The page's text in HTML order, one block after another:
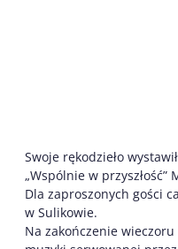
Swoje rękodzieło
„Wspólnie w przyszłość”
Dla zaproszonych gości
w Sulikowie.
Na zakończenie